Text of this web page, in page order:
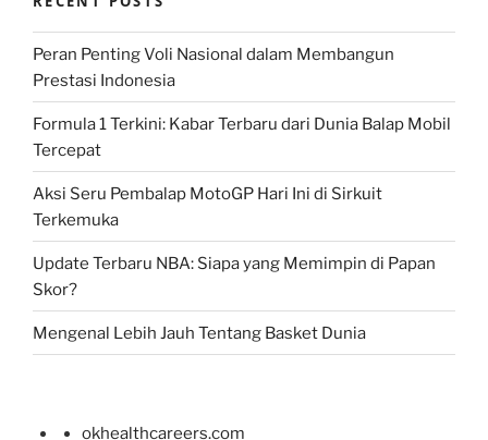
Peran Penting Voli Nasional dalam Membangun
Prestasi Indonesia
Formula 1 Terkini: Kabar Terbaru dari Dunia Balap Mobil
Tercepat
Aksi Seru Pembalap MotoGP Hari Ini di Sirkuit
Terkemuka
Update Terbaru NBA: Siapa yang Memimpin di Papan
Skor?
Mengenal Lebih Jauh Tentang Basket Dunia
okhealthcareers.com